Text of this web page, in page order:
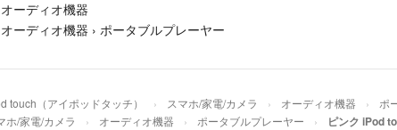
オーディオ機器
オーディオ機器 › ポータブルプレーヤー
touch（アイポッドタッチ） スマホ/家電/カメラ オーディオ機器 ポ
ホ/家電/カメラ オーディオ機器 ポータブルプレーヤー ピンク iPod